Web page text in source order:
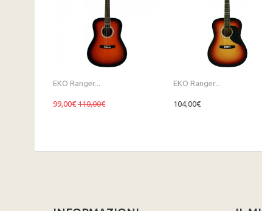
EKO Ranger...
99,00€ 110,00€
EKO Ranger...
104,00€